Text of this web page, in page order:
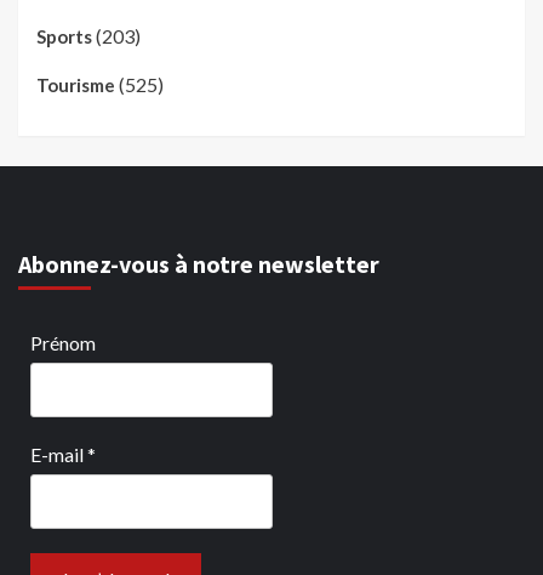
Sports(203)
Tourisme (525)
Abonnez-vous à notre newsletter
Prénom
E-mail*